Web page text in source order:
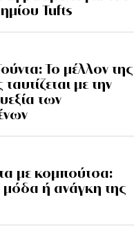
Tufts
Το μέλλον της
με την
των
με κομπούτσα:
μόδα ή ανάγκη της